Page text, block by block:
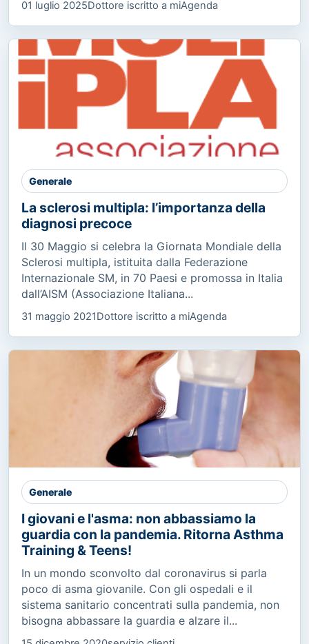
01 luglio 2025Dottore iscritto a miAgenda
Generale
La sclerosi multipla: l’importanza della
diagnosi precoce
Il 30 Maggio si celebra la Giornata Mondiale della
Sclerosi multipla, istituita dalla Federazione
Internazionale SM, in 70 Paesi e promossa in Italia
dall’AISM (Associazione Italiana...
31 maggio 2021Dottore iscritto a miAgenda
Generale
I giovani e l'asma: non abbassiamo la
guardia con la pandemia. Ritorna Asthma
Training & Teens!
In un mondo sconvolto dal coronavirus si parla
poco di asma giovanile. Con gli ospedali e il
sistema sanitario concentrati sulla pandemia, non
bisogna abbassare la guardia e alzare il...